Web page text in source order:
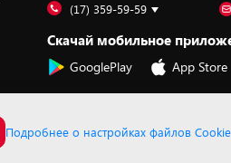
(17) 359-59-59
Скачай мобильное
GooglePlay App Store
Подробнее о настройках файлов Cookie